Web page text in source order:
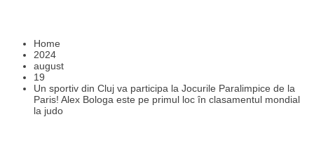
Home
2024
august
19
Un sportiv din Cluj va participa la Jocurile Paralimpice de la
Paris! Alex Bologa este pe primul loc în clasamentul mondial
la judo